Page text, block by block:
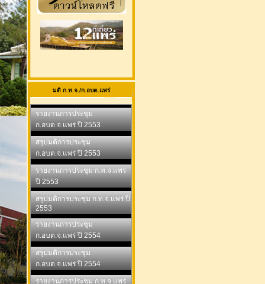
มติ ก.ท.จ./ก.อบต.แพร่
รายงานการประชุม
ก.อบต.จ.แพร่ ปี 2553
สรุปมติการประชุม
ก.อบต.จ.แพร่ ปี 2553
รายงานการประชุม ก.ท.จ.แพร่
ปี 2553
สรุปมติการประชุม ก.ท.จ.แพร่ ปี
2553
รายงานการประชุม
ก.อบต.จ.แพร่ ปี 2554
สรุปมติการประชุม
ก.อบต.จ.แพร่ ปี 2554
รายงานการประชุม ก.ท.จ.แพร่